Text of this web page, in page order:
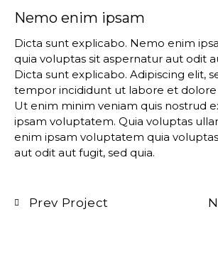
Nemo enim ipsam
Dicta sunt explicabo. Nemo enim
quia voluptas sit aspernatur aut odit
Dicta sunt explicabo. Adipiscing elit,
tempor incididunt ut labore et dolore
Ut enim minim veniam quis nostrud
ipsam voluptatem. Quia voluptas
enim ipsam voluptatem quia
aut odit aut fugit, sed quia.
Prev Project